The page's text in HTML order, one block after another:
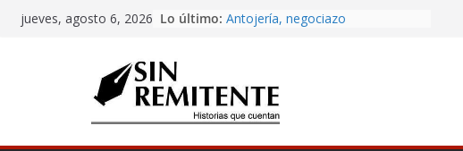
Skipjueves, agosto 6, 2026 Lo último: Amor eterno
Antojería, negociazo
Misa de 12